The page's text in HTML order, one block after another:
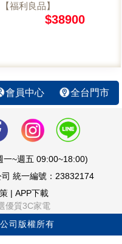
福利良品】
$38900
會員中心 全台門市
一~週五 09:00~18:00)
統一編號：23832174
| APP下載
優質3C家電
司版權所有